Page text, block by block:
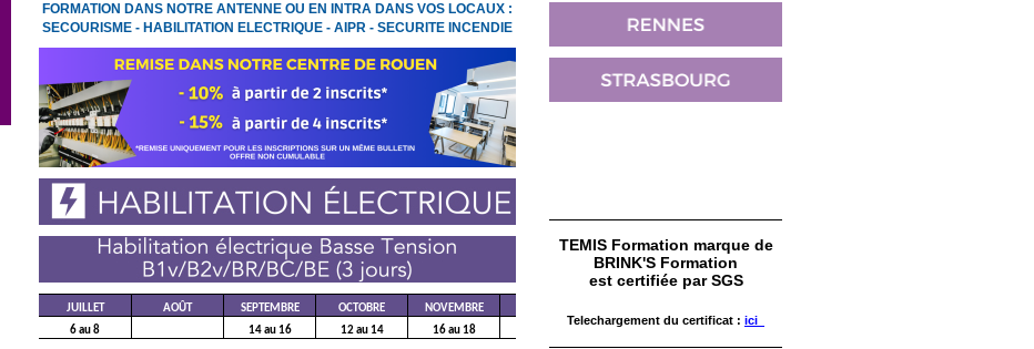
FORMATION DANS NOTRE ANTENNE OU EN INTRA DANS VOS LOCAUX :
SECOURISME - HABILITATION ELECTRIQUE - AIPR - SECURITE INCENDIE
JUILLET AOÛT SEPTEMBRE OCTOBRE NOVEMBRE
6 au 8
14 au 16 12 au 14 16 au 18
TEMIS Formation marque de
BRINK'S Formation
est certifiée par SGS
Telechargement du certificat : ici